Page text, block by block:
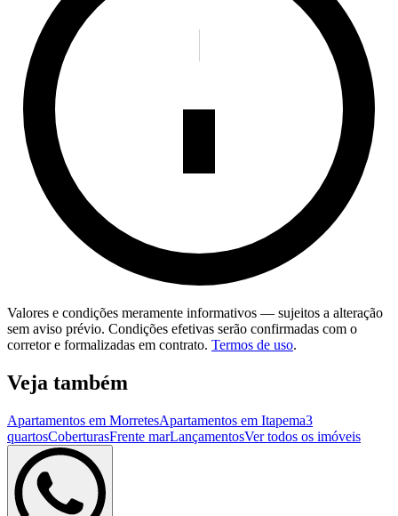
Valores e condições meramente informativos — sujeitos a alteração
sem aviso prévio. Condições efetivas serão confirmadas com o
corretor e formalizadas em contrato. Termos de uso.
Veja também
Apartamentos em MorretesApartamentos em Itapema3
quartosCoberturasFrente marLançamentosVer todos os imóveis